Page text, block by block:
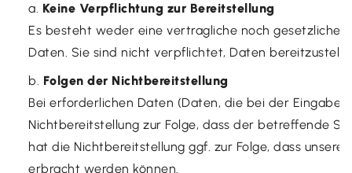
Keine Verpflichtung zur Bereitstellung
Es besteht weder eine vertragliche noch gesetzliche
Daten. Sie sind nicht verpflichtet, Daten
Folgen der Nichtbereitstellung
Bei erforderlichen Daten (Daten, die bei der Eingabe
Nichtbereitstellung zur Folge, dass der betreffende
hat die Nichtbereitstellung ggf. zur Folge, dass
erbracht werden können.